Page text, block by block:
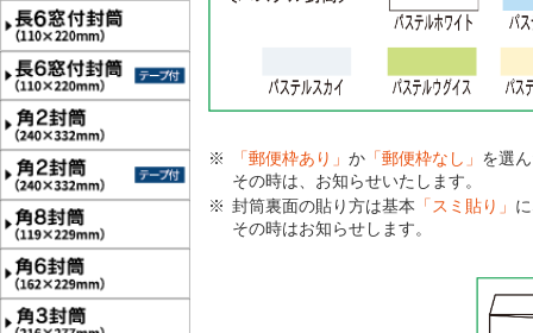
「郵便枠あり」 か 「郵便枠なし」 を選
その時は、お知らせいたします。
封筒裏面の貼り方は基本 「スミ貼り」
その時はお知らせします。